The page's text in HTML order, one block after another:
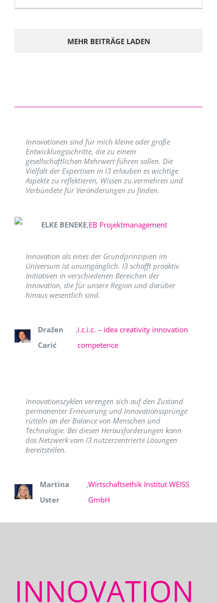
MEHR BEITRÄGE LADEN
Innovationen sind für mich kleine oder große
Entwicklungsschritte, die zu einem
gesellschaftlichen Mehrwert führen sollen. Die
Vielfalt der Expertisen in I3 erlauben es wichtige
Aspekte zu reflektieren, Wissen zu vermehren und
Verbündete für Veränderungen zu finden.
ELKE BENEKE,EB Projektmanagement
Innovation als eines der Grundprinzipien im
Universum ist unumgänglich. I3 schafft proaktiv
Initiativen in verschiedenen Bereichen der
Innovation, die für unsere Region und darüber
hinaus wesentlich sind.
Dražen
Carić
,i.c.i.c. – idea creativity innovation
competence
Innovationszyklen verengen sich auf den Zustand
permanenter Erneuerung und Innovationssprünge
rütteln an der Balance von Menschen und
Technologie. Bei diesen Herausforderungen kann
das Netzwerk vom I3 nutzerzentrierte Lösungen
bereitstellen.
Martina
Uster
,Wirtschaftsethik Institut WEISS
GmbH
INNOVATION